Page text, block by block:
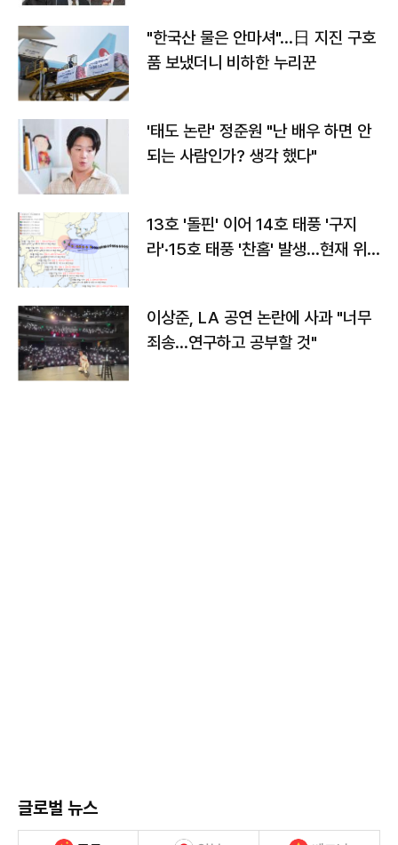
"한국산 물은 안마셔"…日 지진 구호
품 보냈더니 비하한 누리꾼
'태도 논란' 정준원 "난 배우 하면 안
되는 사람인가? 생각 했다"
13호 '돌핀' 이어 14호 태풍 '구지
라'·15호 태풍 '찬홈' 발생…현재 위
이상준, LA 공연 논란에 사과 "너무
죄송…연구하고 공부할 것"
글로벌 뉴스